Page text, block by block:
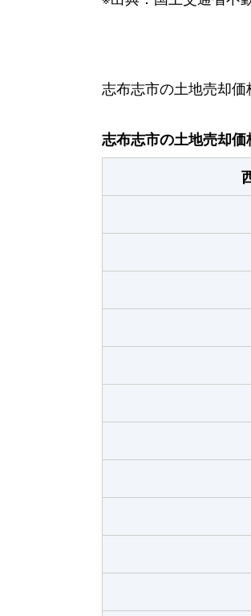
志布志町安楽
志布志町安楽
志布志町内之倉
志布志町志布志
志布志町志布志
志布志町志布志
志布志町帖
志布志町帖
志布志市の土地売却価
志布志市の土地売却価